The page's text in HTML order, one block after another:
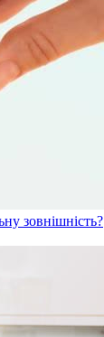
зовнішність?